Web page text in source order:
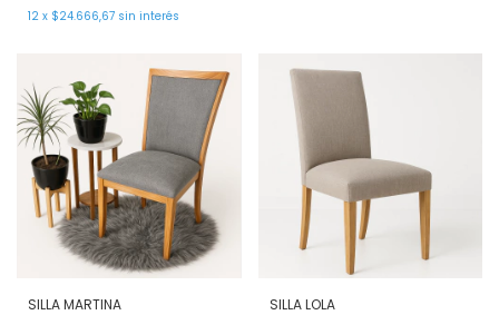
12 x $24.666,67 sin interés
SILLA MARTINA SILLA LOLA